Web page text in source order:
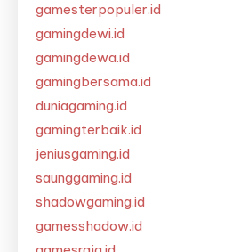
gamesterpopuler.id
gamingdewi.id
gamingdewa.id
gamingbersama.id
duniagaming.id
gamingterbaik.id
jeniusgaming.id
saunggaming.id
shadowgaming.id
gamesshadow.id